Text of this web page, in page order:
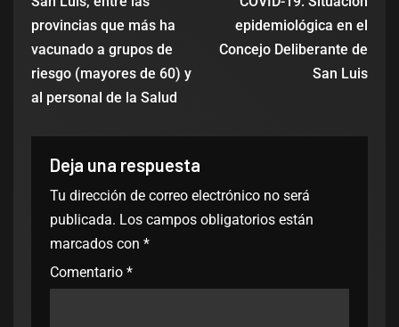
provincias que más ha
vacunado a grupos de
riesgo (mayores de 60) y
al personal de la Salud
epidemiológica en el
Concejo Deliberante de
San Luis
Deja una respuesta
Tu dirección de correo electrónico no será
publicada. Los campos obligatorios están
marcados con *
Comentario *